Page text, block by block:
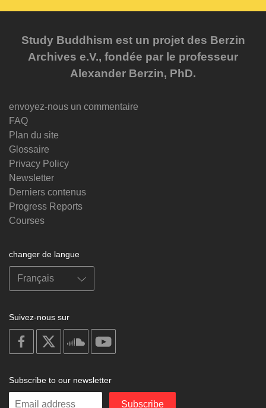
Study Buddhism est un projet des Berzin
Archives e.V., fondée par le professeur
Alexander Berzin, PhD.
envoyez-nous un commentaire
FAQ
Plan du site
Glossaire
Privacy Policy
Newsletter
Derniers contenus
Progress Reports
Courses
changer de langue
Suivez-nous sur
on
facebook
soundcloud
Subscribe to our newsletter
Enter
Subscribe